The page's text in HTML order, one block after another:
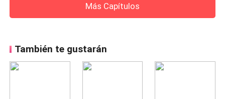
Más Capítulos
También te gustarán